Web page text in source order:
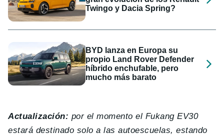
Twingo y Dacia Spring?
BYD lanza en Europa su
propio Land Rover Defender
híbrido enchufable, pero
mucho más barato
Actualización: por el momento el Fukang EV30
estará destinado solo a las autoescuelas, estando